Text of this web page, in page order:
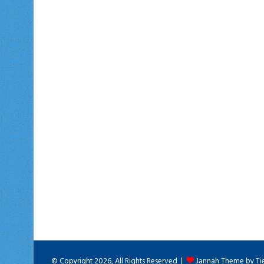
© Copyright 2026, All Rights Reserved | Jannah Theme by